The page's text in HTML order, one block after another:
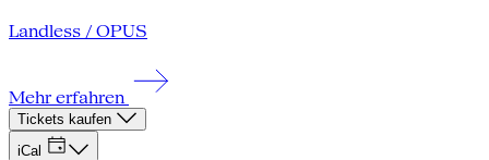
Landless / OPUS
Mehr erfahren
Tickets kaufen
iCal